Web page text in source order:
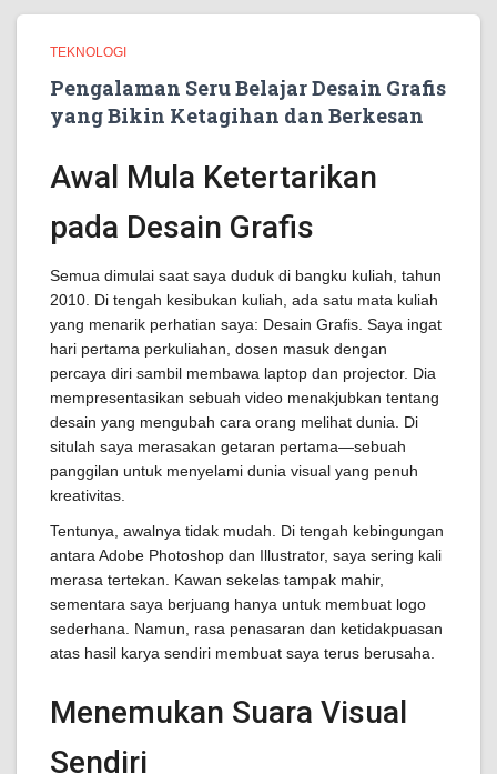
TEKNOLOGI
Pengalaman Seru Belajar Desain Grafis
yang Bikin Ketagihan dan Berkesan
Awal Mula Ketertarikan
pada Desain Grafis
Semua dimulai saat saya duduk di bangku kuliah, tahun
2010. Di tengah kesibukan kuliah, ada satu mata kuliah
yang menarik perhatian saya: Desain Grafis. Saya ingat
hari pertama perkuliahan, dosen masuk dengan
percaya diri sambil membawa laptop dan projector. Dia
mempresentasikan sebuah video menakjubkan tentang
desain yang mengubah cara orang melihat dunia. Di
situlah saya merasakan getaran pertama—sebuah
panggilan untuk menyelami dunia visual yang penuh
kreativitas.
Tentunya, awalnya tidak mudah. Di tengah kebingungan
antara Adobe Photoshop dan Illustrator, saya sering kali
merasa tertekan. Kawan sekelas tampak mahir,
sementara saya berjuang hanya untuk membuat logo
sederhana. Namun, rasa penasaran dan ketidakpuasan
atas hasil karya sendiri membuat saya terus berusaha.
Menemukan Suara Visual
Sendiri